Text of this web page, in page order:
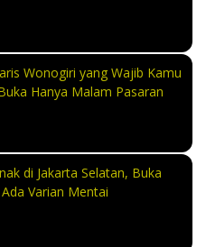
Wonogiri yang Wajib Kamu
Hanya Malam Pasaran
di Jakarta Selatan, Buka
Varian Mentai